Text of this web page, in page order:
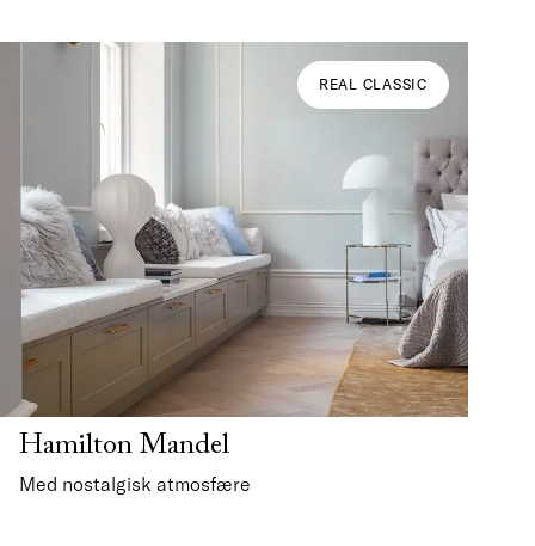
REAL CLASSIC
Hamilton Mandel
Med nostalgisk atmosfære